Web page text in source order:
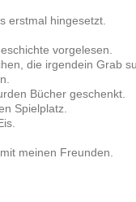
erstmal hingesetzt.
vorgelesen.
die irgendein Grab
Bücher geschenkt.
Spielplatz.
meinen Freunden.